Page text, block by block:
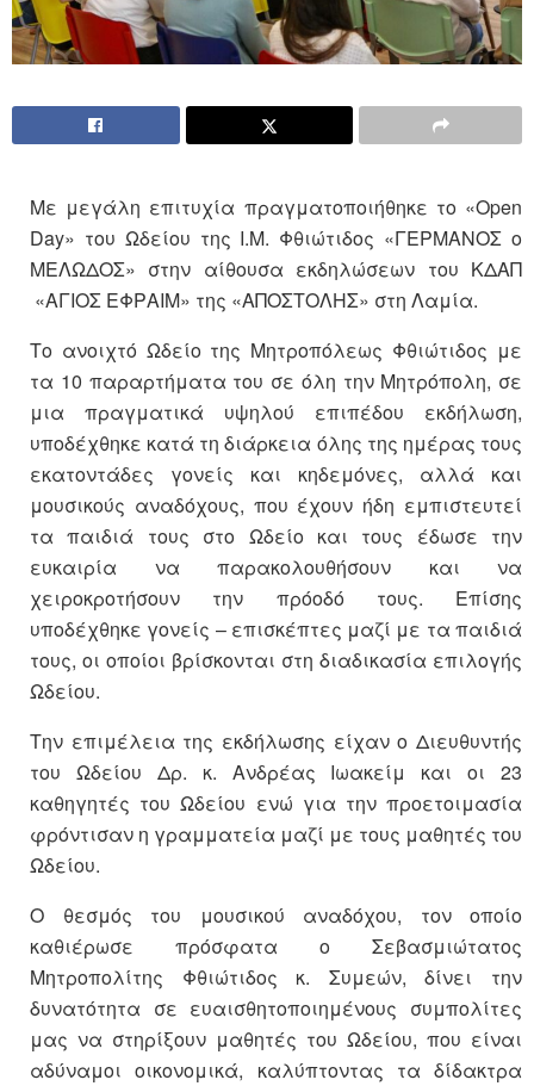
Με μεγάλη επιτυχία πραγματοποιήθηκε το «Open
Day» του Ωδείου της Ι.Μ. Φθιώτιδος «ΓΕΡΜΑΝΟΣ ο
ΜΕΛΩΔΟΣ» στην αίθουσα εκδηλώσεων του ΚΔΑΠ
«ΑΓΙΟΣ ΕΦΡΑΙΜ» της «ΑΠΟΣΤΟΛΗΣ» στη Λαμία.
Το ανοιχτό Ωδείο της Μητροπόλεως Φθιώτιδος με
τα 10 παραρτήματα του σε όλη την Μητρόπολη, σε
μια πραγματικά υψηλού επιπέδου εκδήλωση,
υποδέχθηκε κατά τη διάρκεια όλης της ημέρας τους
εκατοντάδες γονείς και κηδεμόνες, αλλά και
μουσικούς αναδόχους, που έχουν ήδη εμπιστευτεί
τα παιδιά τους στο Ωδείο και τους έδωσε την
ευκαιρία να παρακολουθήσουν και να
χειροκροτήσουν την πρόοδό τους. Επίσης
υποδέχθηκε γονείς – επισκέπτες μαζί με τα παιδιά
τους, οι οποίοι βρίσκονται στη διαδικασία επιλογής
Ωδείου.
Την επιμέλεια της εκδήλωσης είχαν ο Διευθυντής
του Ωδείου Δρ. κ. Ανδρέας Ιωακείμ και οι 23
καθηγητές του Ωδείου ενώ για την προετοιμασία
φρόντισαν η γραμματεία μαζί με τους μαθητές του
Ωδείου.
Ο θεσμός του μουσικού αναδόχου, τον οποίο
καθιέρωσε πρόσφατα ο Σεβασμιώτατος
Μητροπολίτης Φθιώτιδος κ. Συμεών, δίνει την
δυνατότητα σε ευαισθητοποιημένους συμπολίτες
μας να στηρίξουν μαθητές του Ωδείου, που είναι
αδύναμοι οικονομικά, καλύπτοντας τα δίδακτρα